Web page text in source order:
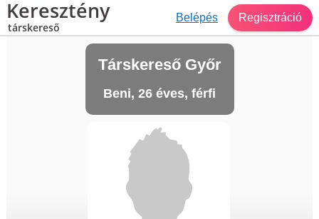
Keresztény
társkereső
Belépés Regisztráció
Társkereső Győr
Beni, 26 éves, férfi